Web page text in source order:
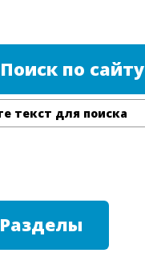
Поиск по сайту
Разделы